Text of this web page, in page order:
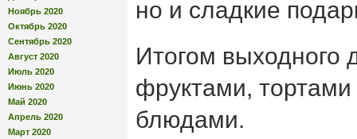
Ноябрь 2020
Октябрь 2020
Сентябрь 2020
Август 2020
Июль 2020
Июнь 2020
Май 2020
Апрель 2020
Март 2020
но и сладкие
Итогом выходного
фруктами,
блюдами.